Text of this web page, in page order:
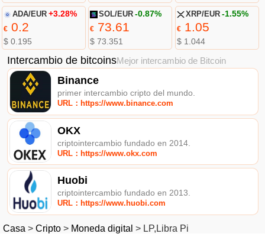
ADA/EUR +3.28%
€0.2
$ 0.195
SOL/EUR -0.87%
€ 73.61
$ 73.351
XRP/EUR -1.55%
€1.05
$ 1.044
Intercambio de bitcoinsMejor intercambio de Bitcoin
Binance
primer intercambio cripto del mundo.
URL：https://www.binance.com
OKX
criptointercambio fundado en 2014.
URL：https://www.okx.com
Huobi
criptointercambio fundado en 2013.
URL：https://www.huobi.com
Casa > Cripto > Moneda digital > LP,Libra Pi